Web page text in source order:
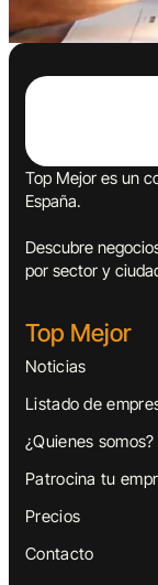
Top Mejor es un
España.
Descubre
por sector y
Top Mejor
Noticias
Listado de
¿Quienes somos?
Patrocina tu
Precios
Contacto